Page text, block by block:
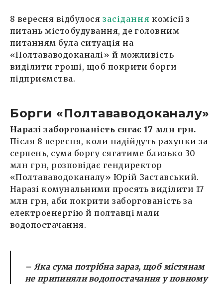
8 вересня відбулося засідання комісії з
питань містобудування, де головним
питанням була ситуація на
«Полтававодоканалі» й можливість
виділити гроші, щоб покрити борги
підприємства.
Борги «Полтававодоканалу»
Наразі заборгованість сягає 17 млн грн.
Після 8 вересня, коли надійдуть рахунки за
серпень, сума боргу сягатиме близько 30
млн грн, розповідає гендиректор
«Полтававодоканалу» Юрій Заставський.
Наразі комунальними просять виділити 17
млн грн, аби покрити заборгованість за
електроенергію й полтавці мали
водопостачання.
– Яка сума потрібна зараз, щоб містянам
не припиняли водопостачання у повному